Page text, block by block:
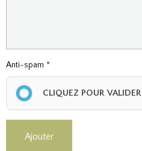
Anti-spam
CLIQUEZ POUR VALIDER
Ajouter